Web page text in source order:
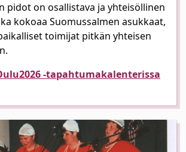
pidot on osallistava ja yhteisöllinen
kokoaa Suomussalmen asukkaat,
toimijat pitkän yhteisen
-tapahtumakalenterissa